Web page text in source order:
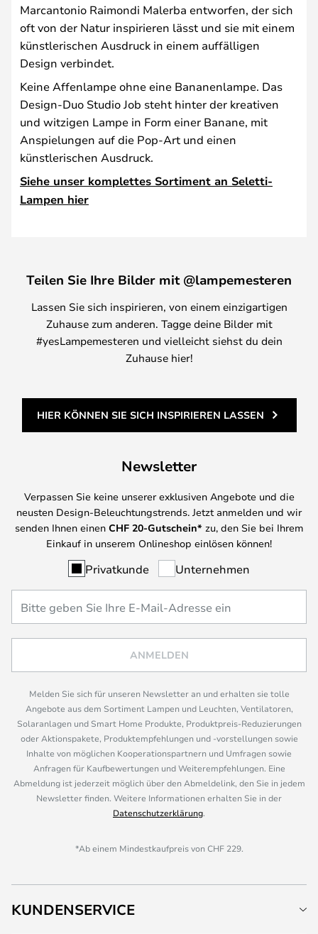
Marcantonio Raimondi Malerba entworfen, der sich
oft von der Natur inspirieren lässt und sie mit einem
künstlerischen Ausdruck in einem auffälligen
Design verbindet.
Keine Affenlampe ohne eine Bananenlampe. Das
Design-Duo Studio Job steht hinter der kreativen
und witzigen Lampe in Form einer Banane, mit
Anspielungen auf die Pop-Art und einen
künstlerischen Ausdruck.
Siehe unser komplettes Sortiment an Seletti-
Lampen hier
Teilen Sie Ihre Bilder mit @lampemesteren
Lassen Sie sich inspirieren, von einem einzigartigen
Zuhause zum anderen. Tagge deine Bilder mit
#yesLampemesteren und vielleicht siehst du dein
Zuhause hier!
HIER KÖNNEN SIE SICH INSPIRIEREN LASSEN
Newsletter
Verpassen Sie keine unserer exklusiven Angebote und die
neusten Design-Beleuchtungstrends. Jetzt anmelden und wir
senden Ihnen einen CHF 20-Gutschein* zu, den Sie bei Ihrem
Einkauf in unserem Onlineshop einlösen können!
Privatkunde Unternehmen
ANMELDEN
Melden Sie sich für unseren Newsletter an und erhalten sie tolle
Angebote aus dem Sortiment Lampen und Leuchten, Ventilatoren,
Solaranlagen und Smart Home Produkte, Produktpreis-Reduzierungen
oder Aktionspakete, Produktempfehlungen und -vorstellungen sowie
Inhalte von möglichen Kooperationspartnern und Umfragen sowie
Anfragen für Kaufbewertungen und Weiterempfehlungen. Eine
Abmeldung ist jederzeit möglich über den Abmeldelink, den Sie in jedem
Newsletter finden. Weitere Informationen erhalten Sie in der
Datenschutzerklärung.
*Ab einem Mindestkaufpreis von CHF 229.
KUNDENSERVICE